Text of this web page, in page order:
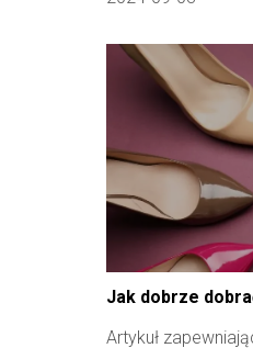
Jak dobrze
Artykuł